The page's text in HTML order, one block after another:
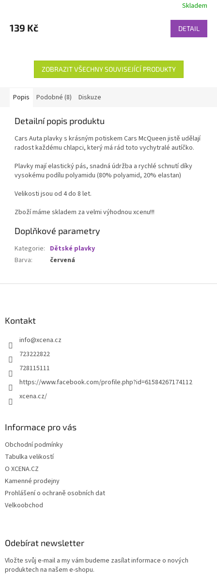
Skladem
139 Kč DETAIL
ZOBRAZIT VŠECHNY SOUVISEJÍCÍ PRODUKTY
Popis Podobné (8) Diskuze
Detailní popis produktu
Cars Auta plavky s krásným potiskem Cars McQueen jistě udělají
radost každému chlapci, který má rád toto vychytralé autíčko.
Plavky mají elastický pás, snadná údržba a rychlé schnutí díky
vysokému podílu polyamidu (80% polyamid, 20% elastan)
Velikosti jsou od 4 do 8 let.
Zboží máme skladem za velmi výhodnou xcenu!!!
Doplňkové parametry
Kategorie: Dětské plavky
Barva: červená
Kontakt
info@xcena.cz
723222822
728115111
https://www.facebook.com/profile.php?id=61584267174112
xcena.cz/
Informace pro vás
Obchodní podmínky
Tabulka velikostí
O XCENA.CZ
Kamenné prodejny
Prohlášení o ochraně osobních dat
Velkoobchod
Odebírat newsletter
Vložte svůj e-mail a my vám budeme zasílat informace o nových
produktech na našem e-shopu.